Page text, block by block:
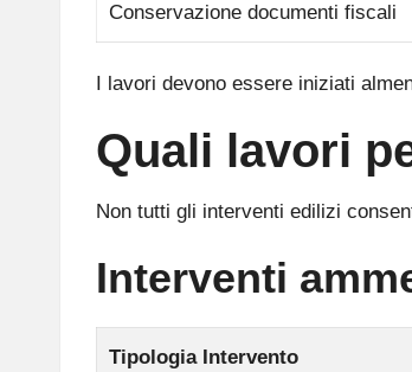
Conservazione documenti fiscali
I lavori devono essere iniziati
Quali lavori
Non tutti gli interventi edilizi
Interventi
Tipologia Intervento